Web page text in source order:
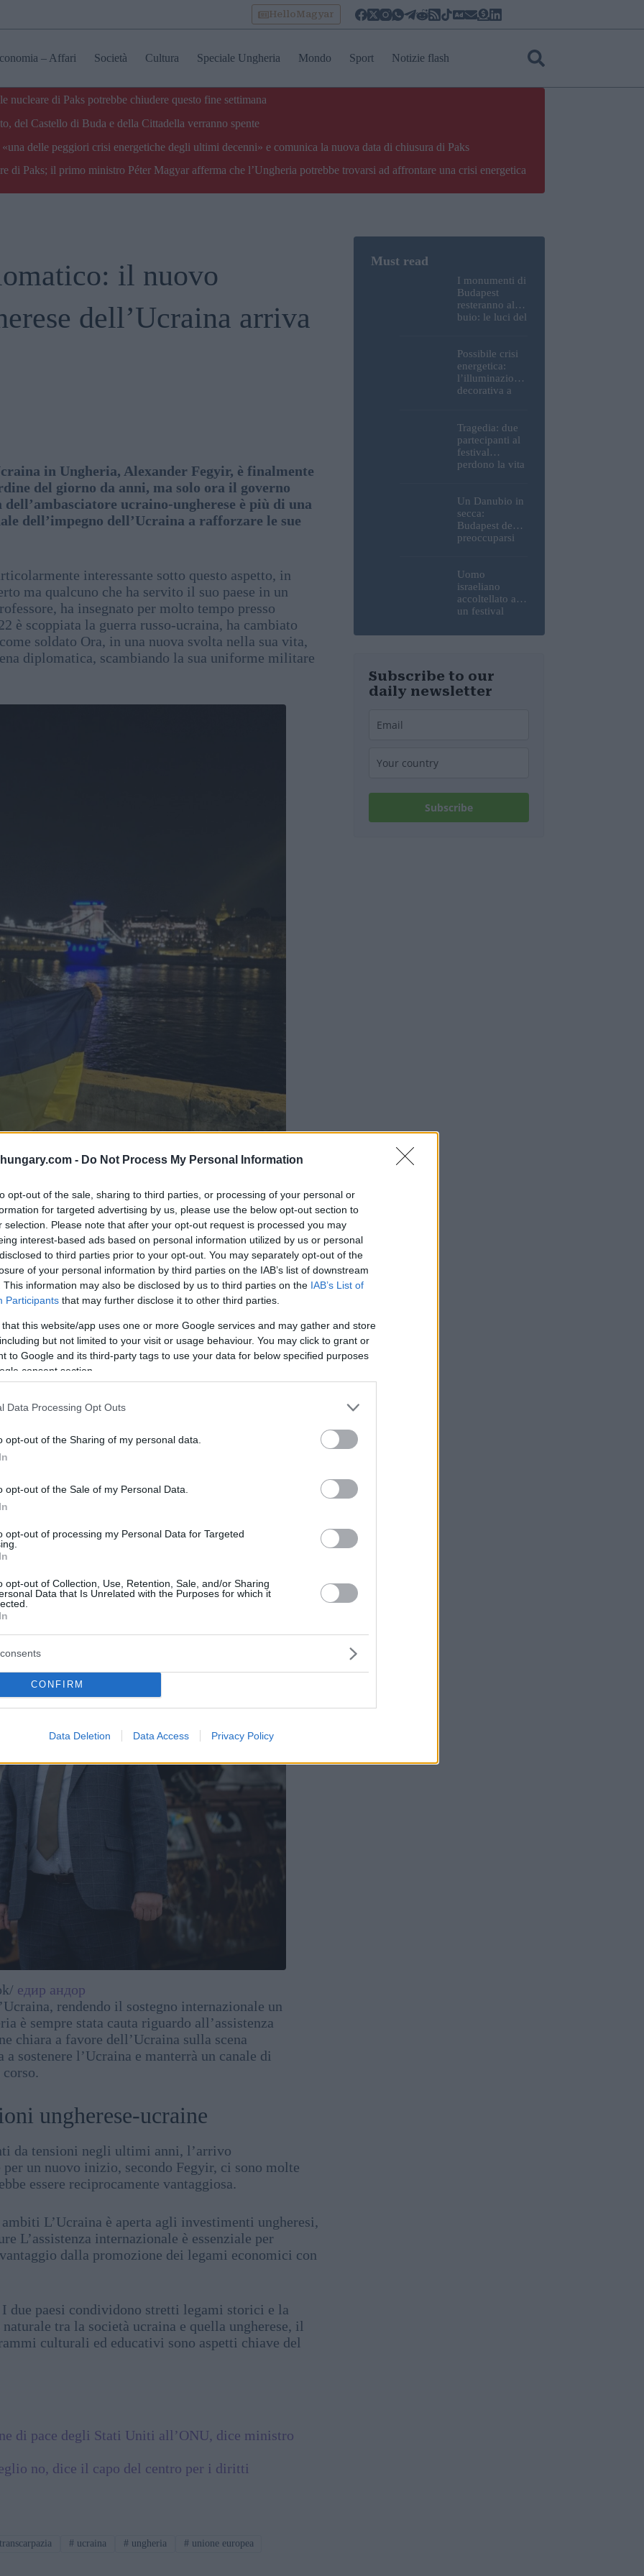
- Do Not Process My Personal Information
opt-out of the sale, sharing to third parties, or processing of your personal or
for targeted advertising by us, please use the below opt-out section to
selection. Please note that after your opt-out request is processed you may
interest-based ads based on personal information utilized by us or personal
to third parties prior to your opt-out. You may separately opt-out of the
of your personal information by third parties on the IAB’s list of downstream
This information may also be disclosed by us to third parties on the IAB’s List of
Participants that may further disclose it to other third parties.
that this website/app uses one or more Google services and may gather and store
but not limited to your visit or usage behaviour. You may click to grant or
to Google and its third-party tags to use your data for below specified purposes
consent section.
Data Processing Opt Outs
opt-out of the Sharing of my personal data.
opt-out of the Sale of my Personal Data.
opt-out of processing my Personal Data for Targeted
opt-out of Collection, Use, Retention, Sale, and/or Sharing
Data that Is Unrelated with the Purposes for which it
CONFIRM
Data Deletion Data Access Privacy Policy
HelloMagyar
– Affari Società Cultura Speciale Ungheria Mondo Sport Notizie flash
nucleare di Paks potrebbe chiudere questo fine settimana
del Castello di Buda e della Cittadella verranno spente
delle peggiori crisi energetiche degli ultimi decenni» e comunica la nuova data di chiusura di Paks
di Paks; il primo ministro Péter Magyar afferma che l’Ungheria potrebbe trovarsi ad affrontare una crisi energetica
il nuovo
dell’Ucraina arriva
in Ungheria, Alexander Fegyir, è finalmente
del giorno da anni, ma solo ora il governo
ucraino-ungherese è più di una
dell’impegno dell’Ucraina a rafforzare le sue
interessante sotto questo aspetto, in
ma qualcuno che ha servito il suo paese in un
ha insegnato per molto tempo presso
è scoppiata la guerra russo-ucraina, ha cambiato
soldato Ora, in una nuova svolta nella sua vita,
diplomatica, scambiando la sua uniforme militare
Ambasciata dell’Ucraina in Ungheria
diretta della guerra, ma è esattamente così che
volontario sul fronte orientale, difendendo
però, sta entrando in un campo di battaglia
della diplomazia per difendere gli interessi
diplomatica
di essere consapevole del motivo per cui
Uno dei suoi obiettivi principali è normalizzare
una serie di questioni politiche e minoritarie
Transcarpazia (Kárpátalja) ha ripetutamente
binazionale ritiene che sia possibile
gli interessi di entrambe le parti.
едир андор
rendendo il sostegno internazionale un
è sempre stata cauta riguardo all’assistenza
chiara a favore dell’Ucraina sulla scena
sostenere l’Ucraina e manterrà un canale di
ungherese-ucraine
da tensioni negli ultimi anni, l’arrivo
per un nuovo inizio, secondo Fegyir, ci sono molte
essere reciprocamente vantaggiosa.
L’Ucraina è aperta agli investimenti ungheresi,
L’assistenza internazionale è essenziale per
dalla promozione dei legami economici con
due paesi condividono stretti legami storici e la
tra la società ucraina e quella ungherese, il
culturali ed educativi sono aspetti chiave del
di pace degli Stati Uniti all’ONU, dice ministro
no, dice il capo del centro per i diritti
transcarpazia # ucraina #ungheria #unione europea
I monumenti di
Budapest
resteranno al
buio: le luci del
Buda e della
Cittadella
verranno
spente
Possibile crisi
energetica:
l’illuminazione
decorativa a
spenta!
Tragedia: due
partecipanti al
festival
perdono la vita
Ungheria
Un Danubio in
secca:
Budapest deve
preoccuparsi
mento idrico?
Un esperto
mette in luce
un fatto
Uomo
israeliano
accoltellato a
un festival
Subscribe to our
daily newsletter
Subscribe